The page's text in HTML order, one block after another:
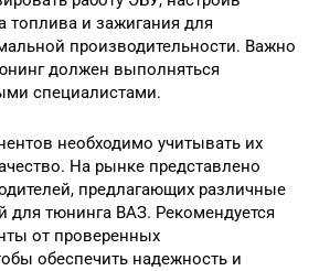
топлива и зажигания для
производительности. Важно
должен выполняться
специалистами.
необходимо учитывать их
На рынке представлено
предлагающих различные
для тюнинга ВАЗ. Рекомендуется
от проверенных
обеспечить надежность и